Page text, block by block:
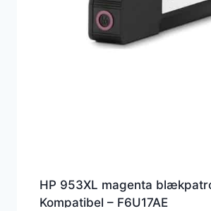
HP 953XL magenta
Kompatibel – F6U17AE